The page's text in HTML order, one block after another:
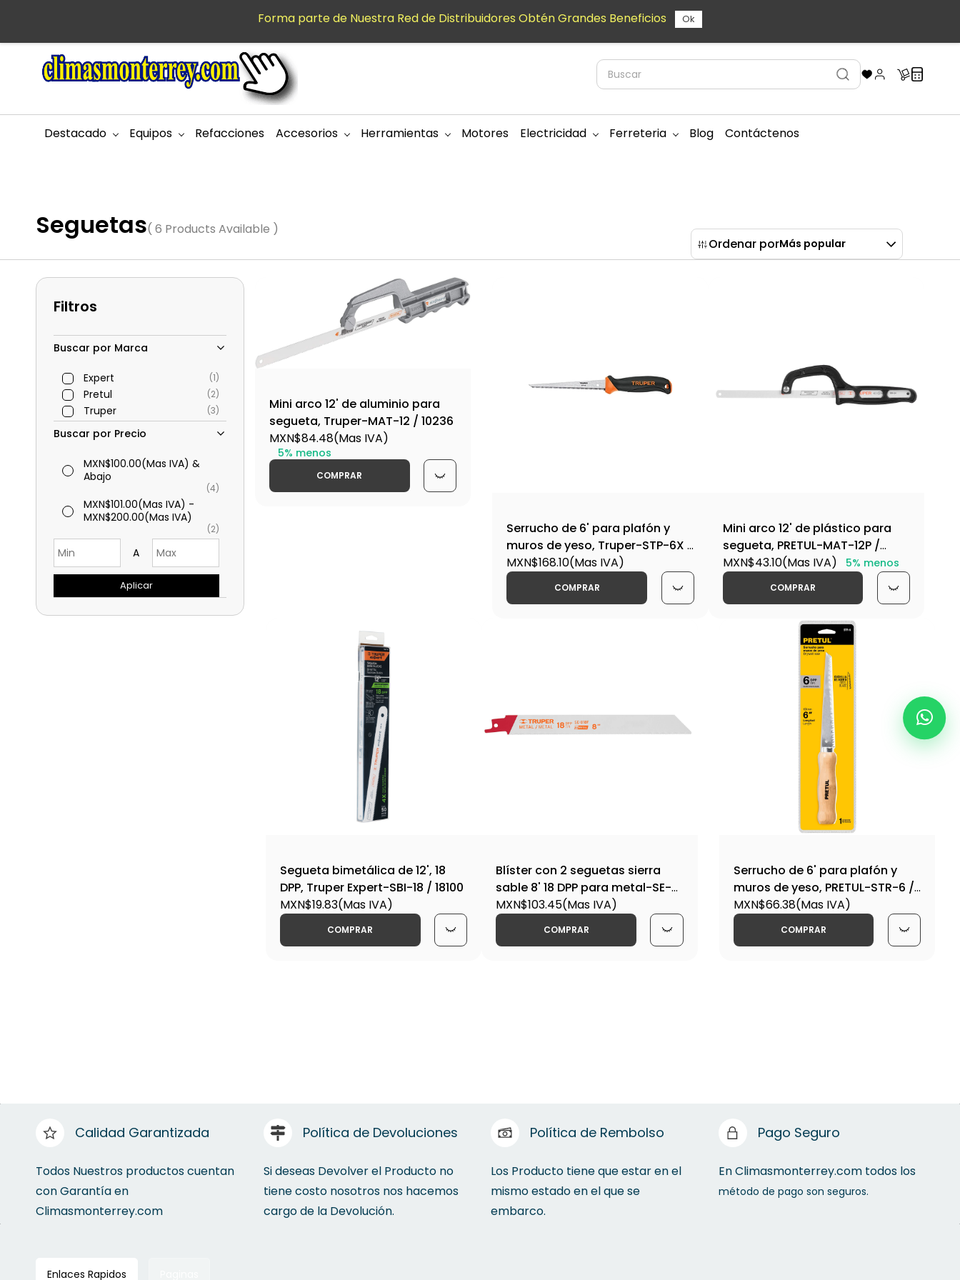
principal
Destacado Equipos Refacciones Accesorios Herramientas Motores Electricidad Ferreteria Blog Contáctenos
Seguetas( 6 Products Available )
Ordenar porMás popular
Filtros
Buscar por Marca
Expert (1)
Pretul (2)
Truper (3)
Buscar por Precio
MXN$100.00(Mas IVA) &
Abajo
(4)
MXN$101.00(Mas IVA) -
MXN$200.00(Mas IVA)
(2)
A
Aplicar
Mini arco 12' de aluminio para
segueta, Truper-MAT-12 / 10236
MXN$84.48(Mas IVA)
5% menos
COMPRAR
Serrucho de 6' para plafón y
muros de yeso, Truper-STP-6X /
18174
MXN$168.10(Mas IVA)
COMPRAR
Mini arco 12' de plástico para
segueta, PRETUL-MAT-12P /
20002
MXN$43.10(Mas IVA) 5% menos
COMPRAR
Segueta bimetálica de 12', 18
DPP, Truper Expert-SBI-18 / 18100
MXN$19.83(Mas IVA)
COMPRAR
Blíster con 2 seguetas sierra
sable 8' 18 DPP para metal-SE-
818F / 10798
MXN$103.45(Mas IVA)
COMPRAR
Serrucho de 6' para plafón y
muros de yeso, PRETUL-STR-6 /
22934
MXN$66.38(Mas IVA)
COMPRAR
Calidad Garantizada
Todos Nuestros productos cuentan
con Garantía en
Climasmonterrey.com
Política de Devoluciones
Si deseas Devolver el Producto no
tiene costo nosotros nos hacemos
cargo de la Devolución.
Política de Rembolso
Los Producto tiene que estar en el
mismo estado en el que se
embarco.
Pago Seguro
En Climasmonterrey.com todos los
método de pago son seguros.
Enlaces Rapidos
Forma parte de Nuestra Red de Distribuidores Obtén Grandes Beneficios Ok